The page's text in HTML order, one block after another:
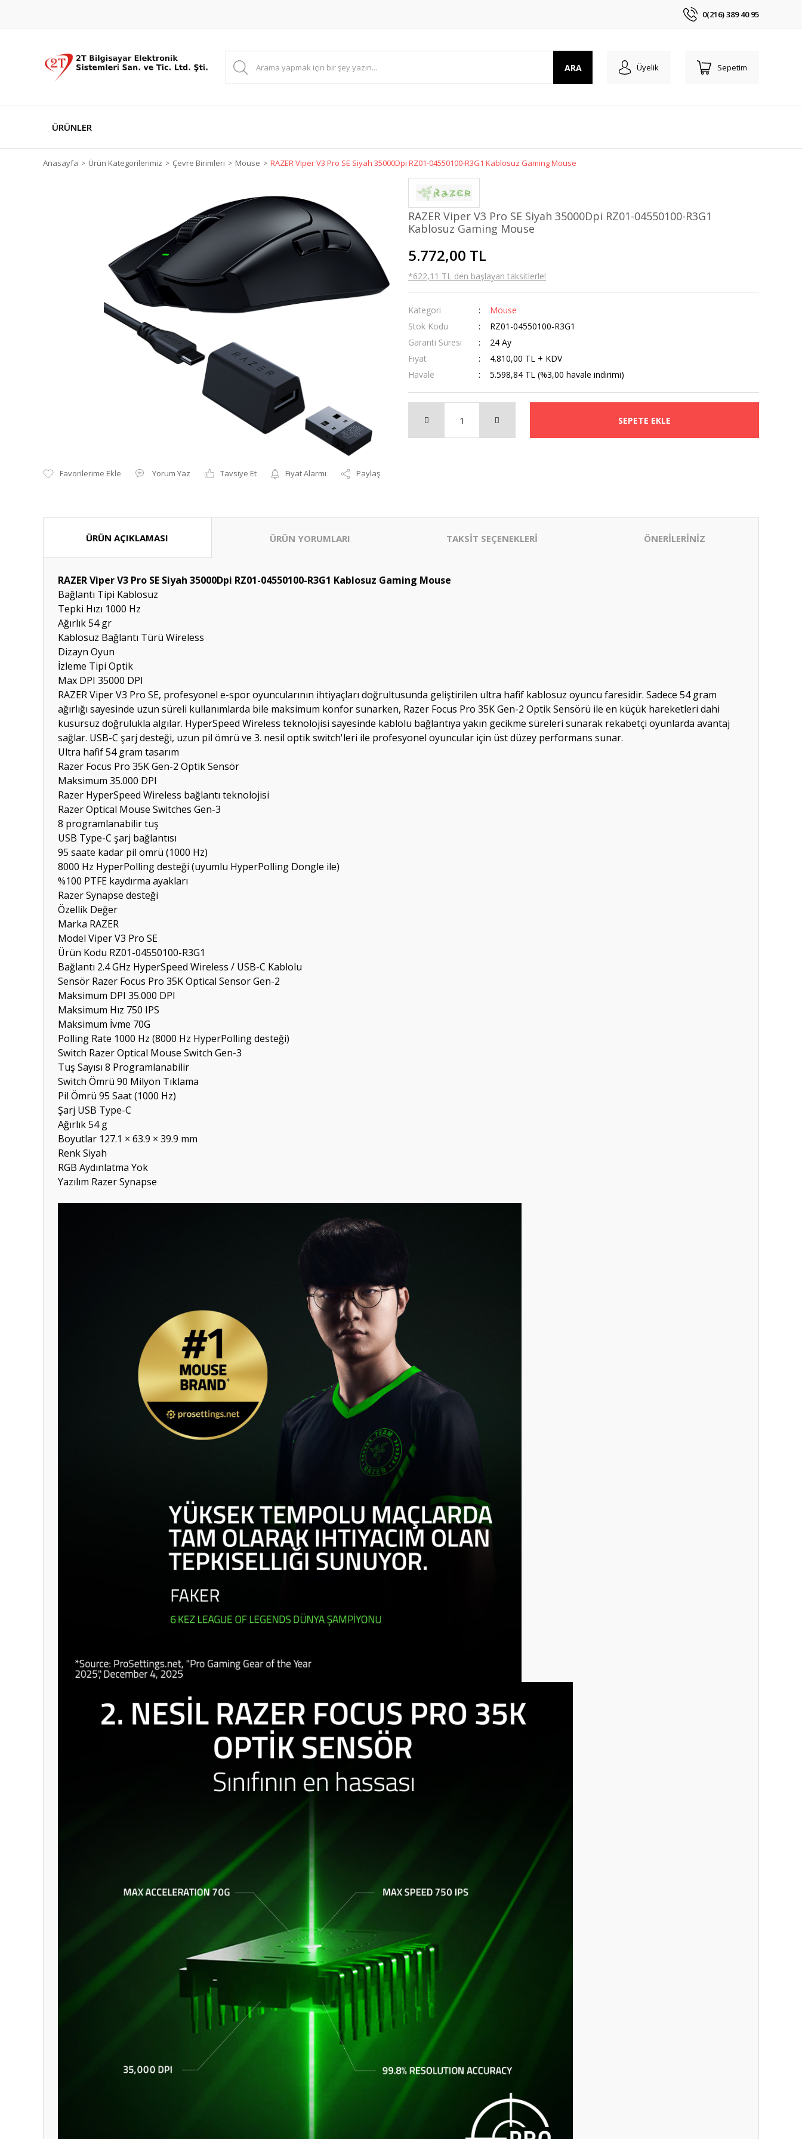
0(216) 389 40 95
ARA Üyelik Sepetim
ÜRÜNLER
Anasayfa Ürün Kategorilerimiz Çevre Birimleri Mouse RAZER Viper V3 Pro SE Siyah 35000Dpi RZ01-04550100-R3G1 Kablosuz Gaming Mouse
Yorum Yaz Tavsiye Et Fiyat Alarmı Paylaş
RAZER Viper V3 Pro SE Siyah 35000Dpi RZ01-04550100-R3G1
Kablosuz Gaming Mouse
5.772,00 TL
*622,11 TL den başlayan taksitlerle!
Kategori
Mouse
Stok Kodu
RZ01-04550100-R3G1
Garanti Süresi
24 Ay
Fiyat
4.810,00 TL + KDV
Havale
5.598,84 TL (%3,00 havale indirimi)
SEPETE EKLE
ÜRÜN AÇIKLAMASI ÜRÜN YORUMLARI TAKSİT SEÇENEKLERİ ÖNERİLERİNİZ
RAZER Viper V3 Pro SE Siyah 35000Dpi RZ01-04550100-R3G1 Kablosuz Gaming Mouse
Bağlantı Tipi Kablosuz
Tepki Hızı 1000 Hz
Ağırlık54 gr
Kablosuz Bağlantı Türü Wireless
Dizayn Oyun
İzleme Tipi Optik
Max DPI 35000 DPI
RAZER Viper V3 Pro SE, profesyonel e-spor oyuncularının ihtiyaçları doğrultusunda geliştirilen ultra hafif kablosuz oyuncu faresidir. Sadece 54 gram
ağırlığı sayesinde uzun süreli kullanımlarda bile maksimum konfor sunarken, Razer Focus Pro 35K Gen-2 Optik Sensörü ile en küçük hareketleri dahi
kusursuz doğrulukla algılar. HyperSpeed Wireless teknolojisi sayesinde kablolu bağlantıya yakın gecikme süreleri sunarak rekabetçi oyunlarda avantaj
sağlar. USB-C şarj desteği, uzun pil ömrü ve 3. nesil optik switch'leri ile profesyonel oyuncular için üst düzey performans sunar.
Ultra hafif 54 gram tasarım
Razer Focus Pro 35K Gen-2 Optik Sensör
Maksimum 35.000 DPI
Razer HyperSpeed Wireless bağlantı teknolojisi
Razer Optical Mouse Switches Gen-3
8 programlanabilir tuş
USB Type-C şarj bağlantısı
95 saate kadar pil ömrü (1000 Hz)
8000 Hz HyperPolling desteği (uyumlu HyperPolling Dongle ile)
%100 PTFE kaydırma ayakları
Razer Synapse desteği
Özellik Değer
Marka RAZER
Model Viper V3 Pro SE
Ürün Kodu RZ01-04550100-R3G1
Bağlantı 2.4 GHz HyperSpeed Wireless / USB-C Kablolu
Sensör Razer Focus Pro 35K Optical Sensor Gen-2
Maksimum DPI 35.000 DPI
Maksimum Hız 750 IPS
Maksimum İvme 70G
Polling Rate 1000 Hz (8000 Hz HyperPolling desteği)
Switch Razer Optical Mouse Switch Gen-3
Tuş Sayısı 8 Programlanabilir
Switch Ömrü 90 Milyon Tıklama
Pil Ömrü 95 Saat (1000 Hz)
Şarj USB Type-C
Ağırlık54 g
Boyutlar 127.1 × 63.9 × 39.9 mm
RenkSiyah
RGB Aydınlatma Yok
Yazılım Razer Synapse